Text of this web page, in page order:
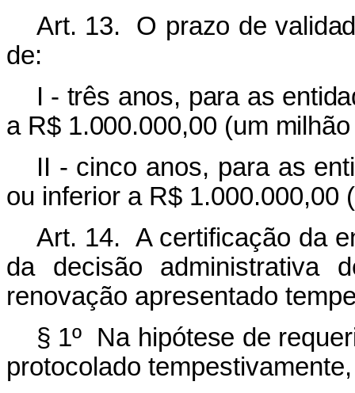
Art. 13. O prazo de
de:
I - três anos, para as
a R$ 1.000.000,00 (um
II - cinco anos, para as
ou inferior a R$ 1.000.000,00
Art. 14. A certificação da
da decisão administrativa
renovação apresentado
§ 1º Na hipótese de
protocolado